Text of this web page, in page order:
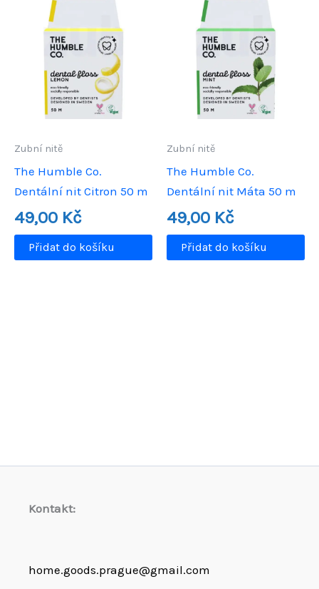
Zubní nitě
The Humble Co.
Dentální nit Citron 50 m
49,00 Kč
Přidat do košíku
Zubní nitě
The Humble Co.
Dentální nit Máta 50 m
49,00 Kč
Přidat do košíku
Kontakt:
home.goods.prague@gmail.com